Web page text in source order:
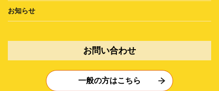
お知らせ
お問い合わせ
一般の方はこちら